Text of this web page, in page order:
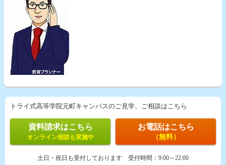
トライ式高等学院元町キャンパスのご見学、ご相談はこちら
資料請求はこちら
オンライン相談も実施中
お電話はこちら
（無料）
土日・祝日も受付しております 受付時間： 9:00～22:00